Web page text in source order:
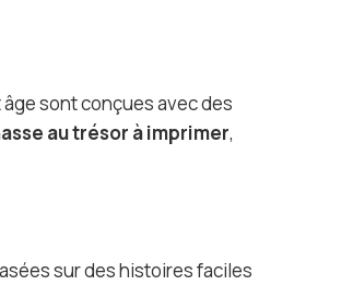
sont conçues avec des
au trésor à imprimer,
sur des histoires faciles